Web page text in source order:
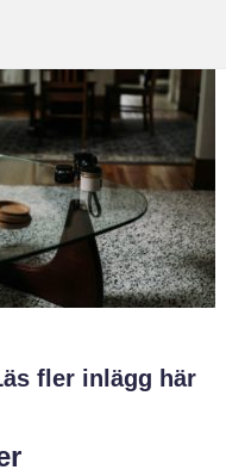
fler inlägg här